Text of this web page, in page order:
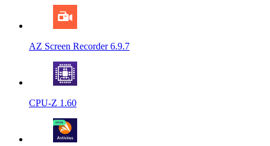
AZ Screen Recorder 6.9.7
CPU-Z 1.60